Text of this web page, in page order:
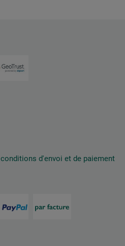
conditions d'envoi et de paiement